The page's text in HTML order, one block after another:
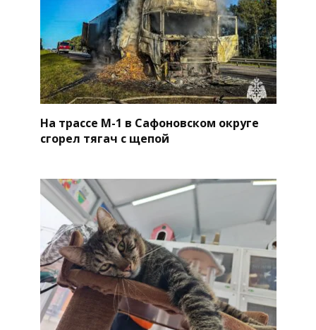
На трассе М-1 в Сафоновском округе
сгорел тягач с щепой